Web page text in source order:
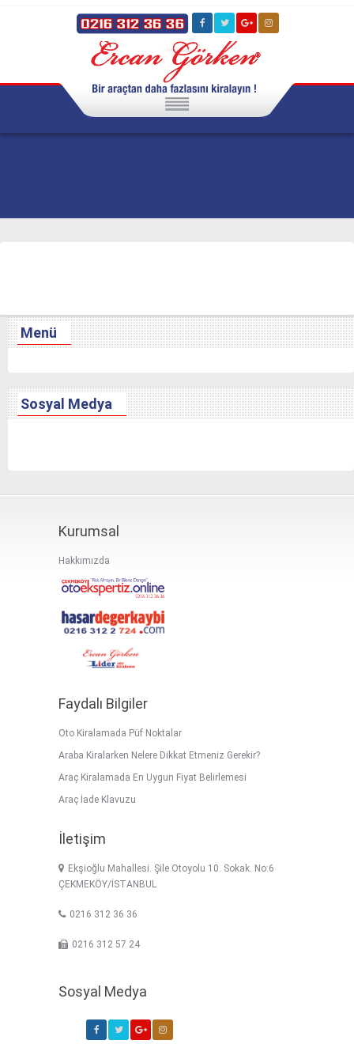
FARKIMIZ
HABERLER
BASINDA
Menü
Sosyal Medya
Kurumsal
Hakkımızda
Faydalı Bilgiler
Oto Kiralamada Püf Noktalar
Araba Kiralarken Nelere Dikkat Etmeniz Gerekir?
Araç Kiralamada En Uygun Fiyat Belirlemesi
Araç İade Klavuzu
İletişim
Ekşioğlu Mahallesi. Şile Otoyolu 10. Sokak. No:6
ÇEKMEKÖY/İSTANBUL
0216 312 36 36
0216 312 57 24
Sosyal Medya